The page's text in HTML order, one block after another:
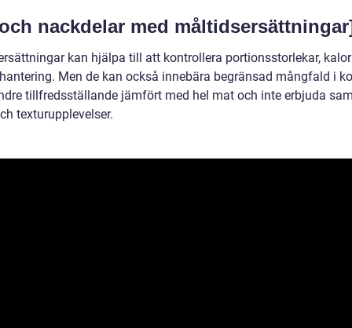
nackdelar med
kan hjälpa till att kontrollera portionsstorlekar,
Men de kan också innebära begränsad mångfald i
tillfredsställande jämfört med hel mat och inte erbjuda
texturupplevelser.